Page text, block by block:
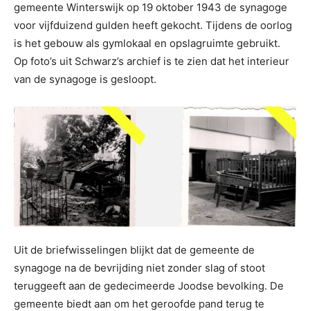
gemeente Winterswijk op 19 oktober 1943 de synagoge
voor vijfduizend gulden heeft gekocht. Tijdens de oorlog
is het gebouw als gymlokaal en opslagruimte gebruikt.
Op foto’s uit Schwarz’s archief is te zien dat het interieur
van de synagoge is gesloopt.
Uit de briefwisselingen blijkt dat de gemeente de
synagoge na de bevrijding niet zonder slag of stoot
teruggeeft aan de gedecimeerde Joodse bevolking. De
gemeente biedt aan om het geroofde pand terug te